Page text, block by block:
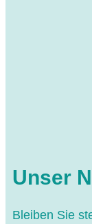
Unser
Bleiben Sie